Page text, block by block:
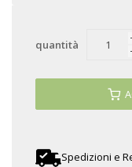
quantità
Spedizioni e